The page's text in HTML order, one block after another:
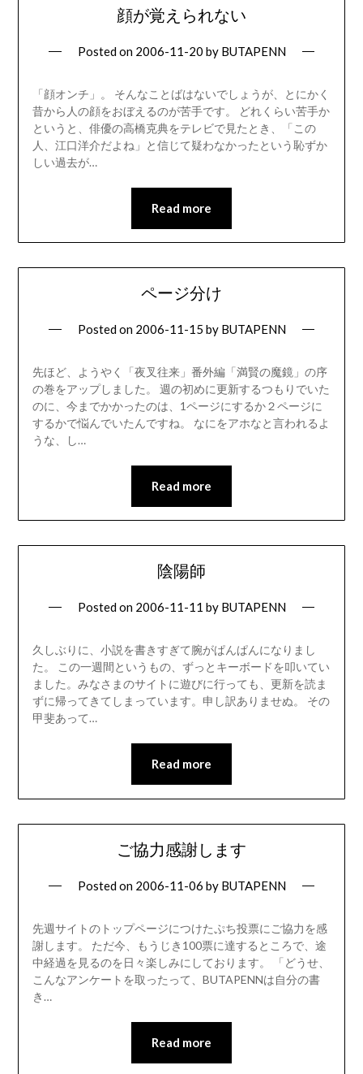
顔が覚えられない
Posted on 2006-11-20 by BUTAPENN
「顔オンチ」。 そんなことばはないでしょうが、とにかく
昔から人の顔をおぼえるのが苦手です。 どれくらい苦手か
というと、俳優の高橋克典をテレビで見たとき、「この
人、江口洋介だよね」と信じて疑わなかったという恥ずか
しい過去が…
Read more
ページ分け
Posted on 2006-11-15 by BUTAPENN
先ほど、ようやく「夜叉往来」番外編「満賢の魔鏡」の序
の巻をアップしました。 週の初めに更新するつもりでいた
のに、今までかかったのは、1ページにするか２ページに
するかで悩んでいたんですね。 なにをアホなと言われるよ
うな、し…
Read more
陰陽師
Posted on 2006-11-11 by BUTAPENN
久しぶりに、小説を書きすぎて腕がぱんぱんになりまし
た。 この一週間というもの、ずっとキーボードを叩いてい
ました。みなさまのサイトに遊びに行っても、更新を読ま
ずに帰ってきてしまっています。申し訳ありませぬ。 その
甲斐あって…
Read more
ご協力感謝します
Posted on 2006-11-06 by BUTAPENN
先週サイトのトップページにつけたぷち投票にご協力を感
謝します。 ただ今、もうじき100票に達するところで、途
中経過を見るのを日々楽しみにしております。 「どうせ、
こんなアンケートを取ったって、BUTAPENNは自分の書
き…
Read more